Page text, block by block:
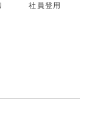
社員登用